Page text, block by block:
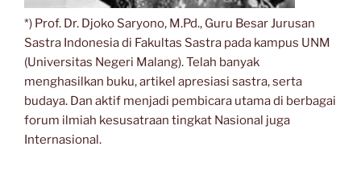
*) Prof. Dr. Djoko Saryono, M.Pd., Guru Besar Jurusan
Sastra Indonesia di Fakultas Sastra pada kampus UNM
(Universitas Negeri Malang). Telah banyak
menghasilkan buku, artikel apresiasi sastra, serta
budaya. Dan aktif menjadi pembicara utama di berbagai
forum ilmiah kesusatraan tingkat Nasional juga
Internasional.